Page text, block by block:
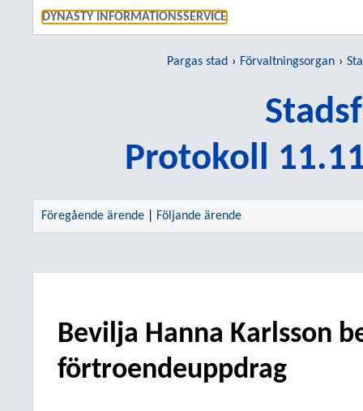
DYNASTY INFORMATIONSSERVICE
Pargas stad Förvaltningsorgan
Protokoll
Föregående ärende Följande ärende
Bevilja Hanna Karlsson
förtroendeuppdrag